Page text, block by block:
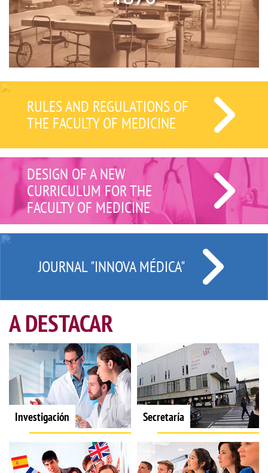
RULES AND REGULATIONS OF
THE FACULTY OF MEDICINE
DESIGN OF A NEW
CURRICULUM FOR THE
FACULTY OF MEDICINE
JOURNAL "INNOVA MÉDICA"
A DESTACAR
Investigación Secretaría